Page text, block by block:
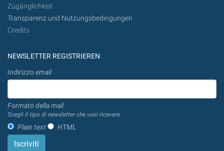
Zugänglichkeit
Transparenz und Nutzungsbedingungen
Credits
NEWSLETTER REGISTRIEREN
Indirizzo email
Formato della mail
Scegli il tipo di newsletter che vuoi ricevere.
Plain text HTML